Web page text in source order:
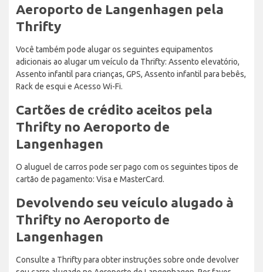
Aeroporto de Langenhagen pela
Thrifty
Você também pode alugar os seguintes equipamentos
adicionais ao alugar um veículo da Thrifty: Assento elevatório,
Assento infantil para crianças, GPS, Assento infantil para bebês,
Rack de esqui e Acesso Wi-Fi.
Cartões de crédito aceitos pela
Thrifty no Aeroporto de
Langenhagen
O aluguel de carros pode ser pago com os seguintes tipos de
cartão de pagamento: Visa e MasterCard.
Devolvendo seu veículo alugado à
Thrifty no Aeroporto de
Langenhagen
Consulte a Thrifty para obter instruções sobre onde devolver